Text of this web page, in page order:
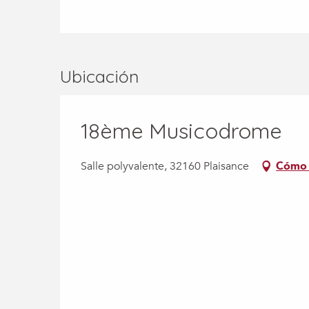
Ubicación
18ème Musicodrome
Salle polyvalente, 32160 Plaisance